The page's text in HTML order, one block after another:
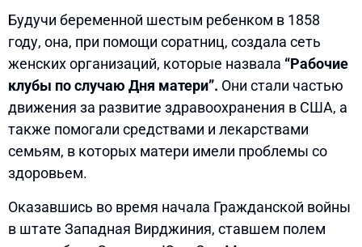
Будучи беременной шестым ребенком в 1858
году, она, при помощи соратниц, создала сеть
женских организаций, которые назвала “Рабочие
клубы по случаю Дня матери”. Они стали частью
движения за развитие здравоохранения в США, а
также помогали средствами и лекарствами
семьям, в которых матери имели проблемы со
здоровьем.
Оказавшись во время начала Гражданской войны
в штате Западная Вирджиния, ставшем полем